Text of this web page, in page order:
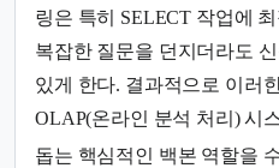
링은 특히 SELECT 작업에
복잡한 질문을 던지더라도
있게 한다. 결과적으로 이러
OLAP(온라인 분석 처리) 시
돕는 핵심적인 백본 역할을